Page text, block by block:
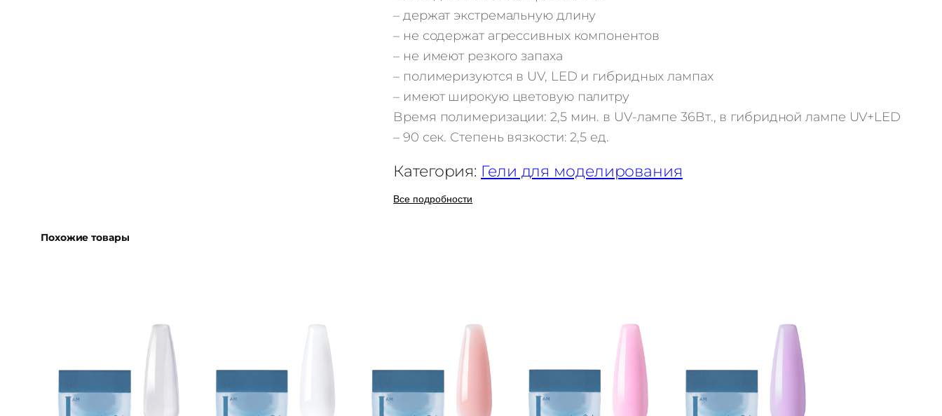
Г
е
ь
I
l
– держат экстремальную длину
– не содержат агрессивных компонентов
– не имеют резкого запаха
– полимеризуются в UV, LED и гибридных лампах
– имеют широкую цветовую палитру
Время полимеризации: 2,5 мин. в UV-лампе 36Вт., в гибридной лампе UV+LED
– 90 сек. Степень вязкости: 2,5 ед.
Категория: Гели для моделирования
Все подробности
Похожие товары